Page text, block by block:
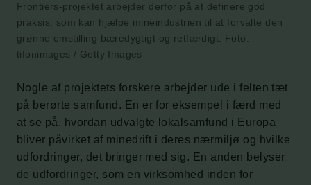
Frontiers-projektet arbejder derfor på at definere god
praksis, som kan hjælpe mineindustrien til at forvalte den
grønne omstilling bæredygtigt og retfærdigt. Foto:
tifonimages / Getty Images
Nogle af projektets forskere arbejder ude i felten tæt
på berørte samfund. En er for eksempel i færd med
at se på, hvordan udvalgte lokalsamfund i Europa
bliver påvirket af minedrift i deres nærmiljø og hvilke
udfordringer, det bringer med sig. En anden belyser
de udfordringer, som en virksomhed inden for